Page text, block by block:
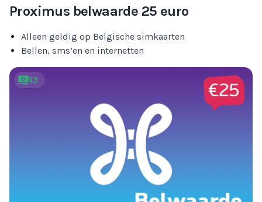
Proximus belwaarde 25 euro
Alleen geldig op Belgische simkaarten
Bellen, sms’en en internetten
13